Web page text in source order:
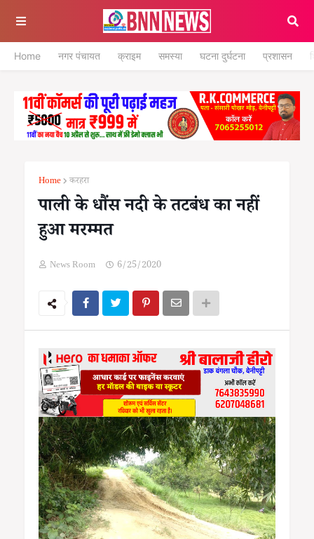
Home नगर पंचायत क्राइम समस्या घटना दुर्घटना प्रशासन
Home करहरा
पाली के धौंस नदी के तटबंध का नहीं
हुआ मरम्मत
News Room 6/25/2020